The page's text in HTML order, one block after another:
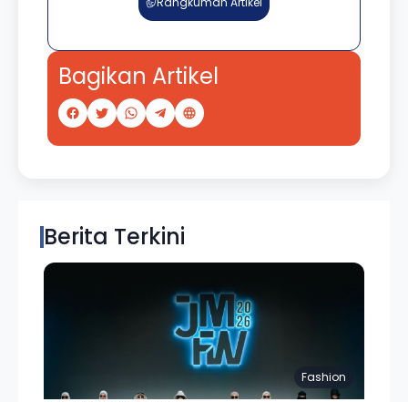
Bagikan Artikel
Berita Terkini
Fashion